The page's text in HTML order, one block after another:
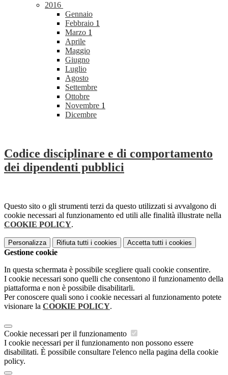
2016
Gennaio
Febbraio 1
Marzo 1
Aprile
Maggio
Giugno
Luglio
Agosto
Settembre
Ottobre
Novembre 1
Dicembre
Codice disciplinare e di comportamento
dei dipendenti pubblici
Questo sito o gli strumenti terzi da questo utilizzati si avvalgono di
cookie necessari al funzionamento ed utili alle finalità illustrate nella
COOKIE POLICY.
Personalizza Rifiuta tutti i cookies Accetta tutti i cookies
Gestione cookie
In questa schermata è possibile scegliere quali cookie consentire.
I cookie necessari sono quelli che consentono il funzionamento della
piattaforma e non è possibile disabilitarli.
Per conoscere quali sono i cookie necessari al funzionamento potete
visionare la COOKIE POLICY.
Cookie necessari per il funzionamento
I cookie necessari per il funzionamento non possono essere
disabilitati. È possibile consultare l'elenco nella pagina della cookie
policy.